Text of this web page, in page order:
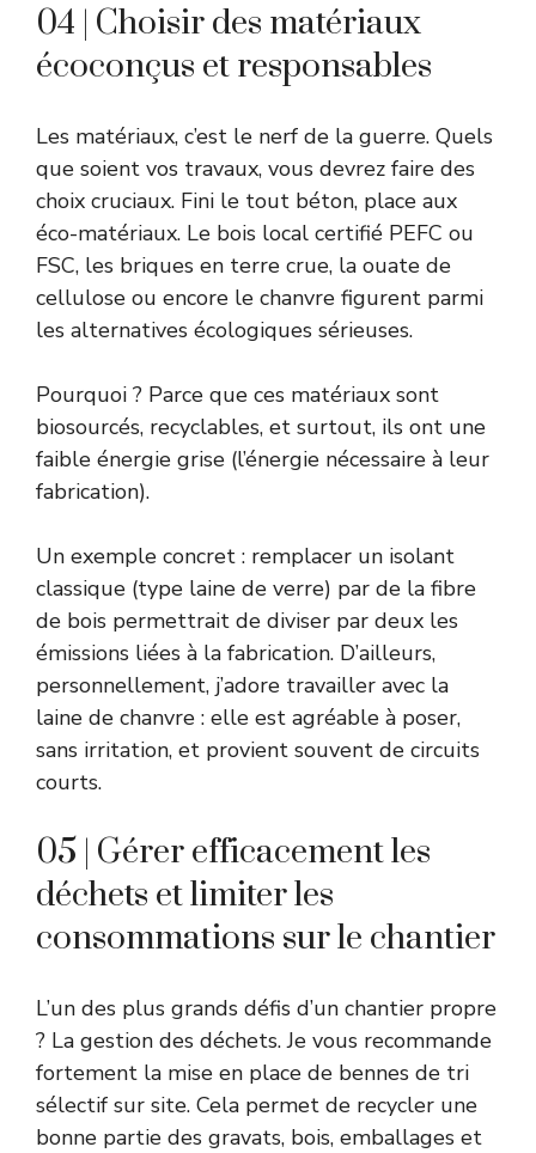
04 | Choisir des matériaux
écoconçus et responsables
Les matériaux, c’est le nerf de la guerre. Quels
que soient vos travaux, vous devrez faire des
choix cruciaux. Fini le tout béton, place aux
éco-matériaux. Le bois local certifié PEFC ou
FSC, les briques en terre crue, la ouate de
cellulose ou encore le chanvre figurent parmi
les alternatives écologiques sérieuses.
Pourquoi ? Parce que ces matériaux sont
biosourcés, recyclables, et surtout, ils ont une
faible énergie grise (l’énergie nécessaire à leur
fabrication).
Un exemple concret : remplacer un isolant
classique (type laine de verre) par de la fibre
de bois permettrait de diviser par deux les
émissions liées à la fabrication. D’ailleurs,
personnellement, j’adore travailler avec la
laine de chanvre : elle est agréable à poser,
sans irritation, et provient souvent de circuits
courts.
05 | Gérer efficacement les
déchets et limiter les
consommations sur le chantier
L’un des plus grands défis d’un chantier propre
? La gestion des déchets. Je vous recommande
fortement la mise en place de bennes de tri
sélectif sur site. Cela permet de recycler une
bonne partie des gravats, bois, emballages et